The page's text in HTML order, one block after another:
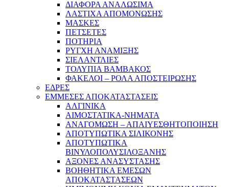
ΔΙΑΦΟΡΑ ΑΝΑΛΩΣΙΜΑ
ΛΑΣΤΙΧΑ ΑΠΟΜΟΝΩΣΗΣ
ΜΑΣΚΕΣ
ΠΕΤΣΕΤΕΣ
ΠΟΤΗΡΙΑ
ΡΥΓΧΗ ΑΝΑΜΙΞΗΣ
ΣΙΕΛΑΝΤΛΙΕΣ
ΤΟΛΥΠΙΑ ΒΑΜΒΑΚΟΣ
ΦΑΚΕΛΟΙ – ΡΟΛΑ ΑΠΟΣΤΕΙΡΩΣΗΣ
ΕΔΡΕΣ
ΕΜΜΕΣΕΣ ΑΠΟΚΑΤΑΣΤΑΣΕΙΣ
ΑΛΓΙΝΙΚΑ
ΑΙΜΟΣΤΑΤΙΚΑ-ΝΗΜΑΤΑ
ΑΝΑΓΟΜΩΣΗ – ΑΠΑΙΥΕΣΘΗΤΟΠΟΙΗΣΗ
ΑΠΟΤΥΠΩΤΙΚΑ ΣΙΛΙΚΟΝΗΣ
ΑΠΟΤΥΠΩΤΙΚΑ
ΒΙΝΥΛΟΠΟΛΥΣΙΛΟΞΑΝΗΣ
ΑΞΟΝΕΣ ΑΝΑΣΥΣΤΑΣΗΣ
ΒΟΗΘΗΤΙΚΑ ΕΜΕΣΩΝ
ΑΠΟΚΑΤΑΣΤΑΣΕΩΝ